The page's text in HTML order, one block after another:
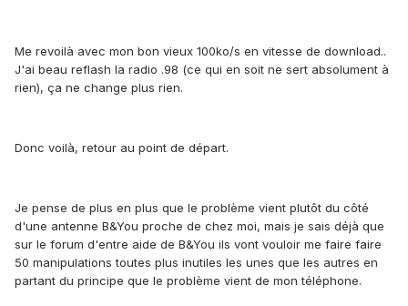
Me revoilà avec mon bon vieux 100ko/s en vitesse de download..
J'ai beau reflash la radio .98 (ce qui en soit ne sert absolument à
rien), ça ne change plus rien.
Donc voilà, retour au point de départ.
Je pense de plus en plus que le problème vient plutôt du côté
d'une antenne B&You proche de chez moi, mais je sais déjà que
sur le forum d'entre aide de B&You ils vont vouloir me faire faire
50 manipulations toutes plus inutiles les unes que les autres en
partant du principe que le problème vient de mon téléphone.